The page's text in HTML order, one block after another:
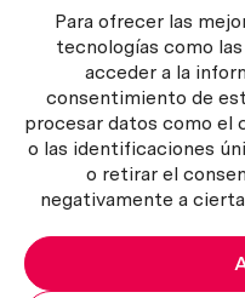
Para ofrecer las
tecnologías como
acceder a la
consentimiento de
procesar datos como el
o las identificaciones
o retirar el
negativamente a
Política del servicio